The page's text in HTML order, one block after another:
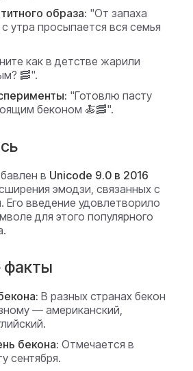
образа: "От запаха
утра просыпается вся семья
как в детстве жарили
🥓".
"Готовлю пасту
беконом 🍝🥓".
в Unicode 9.0 в 2016
эмодзи, связанных с
Его введение удовлетворило
для этого популярного
факты
В разных странах бекон
— американский,
бекона: Отмечается в
сентября.